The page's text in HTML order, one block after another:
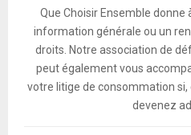
Que Choisir Ensemble
information générale ou un
droits. Notre association de
peut également vous
votre litige de consommation si,
devenez